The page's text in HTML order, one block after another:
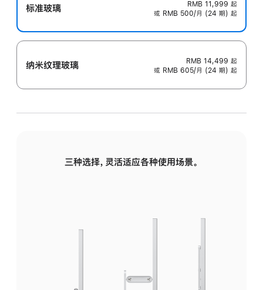
标准玻璃 RMB 11,999 起
或 RMB 500/月 (24 期) 起
纳米纹理玻璃 RMB 14,499 起
或 RMB 605/月 (24 期) 起
三种选择，灵活适应各种使用场景。